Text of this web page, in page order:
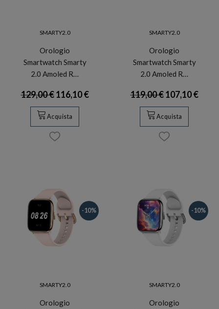
SMARTY2.0
Orologio
Smartwatch Smarty
2.0 Amoled R…
129,00 €116,10 €
Acquista
SMARTY2.0
Orologio
Smartwatch Smarty
2.0 Amoled R…
119,00 €107,10 €
Acquista
-10%
SMARTY2.0
Orologio
-10%
SMARTY2.0
Orologio